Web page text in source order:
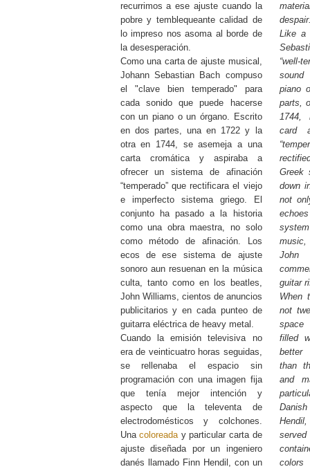
recurrimos a ese ajuste cuando la
pobre y temblequeante calidad de
lo impreso nos asoma al borde de
la desesperación.
Como una carta de ajuste musical,
Johann Sebastian Bach compuso
el "clave bien temperado" para
cada sonido que puede hacerse
con un piano o un órgano. Escrito
en dos partes, una en 1722 y la
otra en 1744, se asemeja a una
carta cromática y aspiraba a
ofrecer un sistema de afinación
“temperado” que rectificara el viejo
e imperfecto sistema griego. El
conjunto ha pasado a la historia
como una obra maestra, no solo
como método de afinación. Los
ecos de ese sistema de ajuste
sonoro aun resuenan en la música
culta, tanto como en los beatles,
John Williams, cientos de anuncios
publicitarios y en cada punteo de
guitarra eléctrica de heavy metal.
Cuando la emisión televisiva no
era de veinticuatro horas seguidas,
se rellenaba el espacio sin
programación con una imagen fija
que tenía mejor intención y
aspecto que la televenta de
electrodomésticos y colchones.
Unacoloreaday particular carta de
ajuste diseñada por un ingeniero
danés llamado Finn Hendil, con un
Like a
“well-
piano
parts,
1744,
card
Greek
down
not
John
guitar
When
not
space
filled
better
than
and